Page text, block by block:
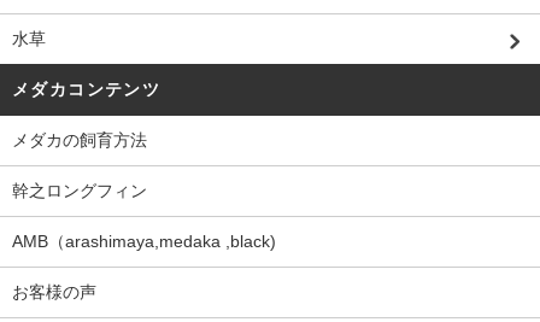
水草
メダカコンテンツ
メダカの飼育方法
幹之ロングフィン
AMB（arashimaya,medaka ,black)
お客様の声